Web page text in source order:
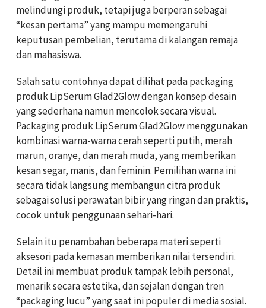
melindungi produk, tetapi juga berperan sebagai
“kesan pertama” yang mampu memengaruhi
keputusan pembelian, terutama di kalangan remaja
dan mahasiswa.
Salah satu contohnya dapat dilihat pada packaging
produk LipSerum Glad2Glow dengan konsep desain
yang sederhana namun mencolok secara visual.
Packaging produk LipSerum Glad2Glow menggunakan
kombinasi warna-warna cerah seperti putih, merah
marun, oranye, dan merah muda, yang memberikan
kesan segar, manis, dan feminin. Pemilihan warna ini
secara tidak langsung membangun citra produk
sebagai solusi perawatan bibir yang ringan dan praktis,
cocok untuk penggunaan sehari-hari.
Selain itu penambahan beberapa materi seperti
aksesori pada kemasan memberikan nilai tersendiri.
Detail ini membuat produk tampak lebih personal,
menarik secara estetika, dan sejalan dengan tren
“packaging lucu” yang saat ini populer di media sosial.